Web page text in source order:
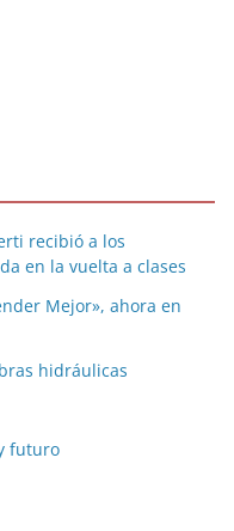
recibió a los
en la vuelta a clases
Mejor», ahora en
hidráulicas
futuro